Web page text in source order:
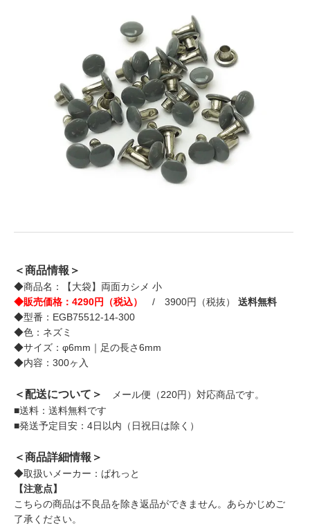
＜商品情報＞
◆商品名：【大袋】両面カシメ 小
◆販売価格：4290円（税込）
/ 3900円（税抜） 送料無料
◆型番：EGB75512-14-300
◆色：ネズミ
◆サイズ：φ6mm｜足の長さ6mm
◆内容：300ヶ入
＜配送について＞
メール便（220円）対応商品です。
■送料：送料無料です
■発送予定目安：4日以内（日祝日は除く）
＜商品詳細情報＞
◆取扱いメーカー：ぱれっと
【注意点】
こちらの商品は不良品を除き返品ができません。あらかじめご
了承ください。